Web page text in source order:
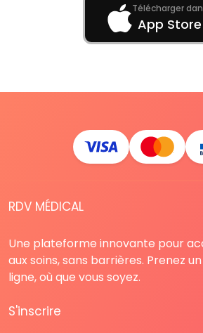
Télécharger
App Store
RDV MÉDICAL
Une plateforme innovante pour
aux soins, sans barrières. Prenez
ligne, où que vous soyez.
S'inscrire